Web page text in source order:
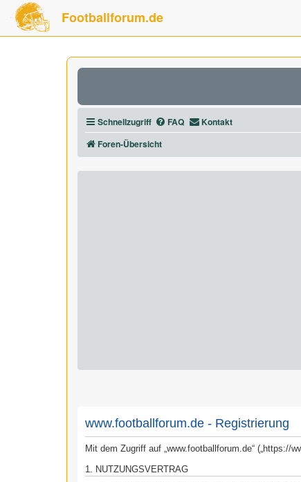
Footballforum.de
Schnellzugriff FAQ Kontakt
Foren-Übersicht
www.footballforum.de - Registrierung
Mit dem Zugriff auf „www.footballforum.de“
1. NUTZUNGSVERTRAG